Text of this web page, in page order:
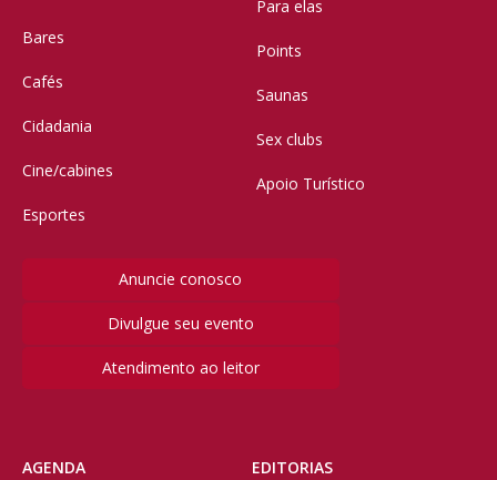
Bares
Cafés
Cidadania
Cine/cabines
Esportes
Para elas
Points
Saunas
Sex clubs
Apoio Turístico
Anuncie conosco
Divulgue seu evento
Atendimento ao leitor
AGENDA EDITORIAS